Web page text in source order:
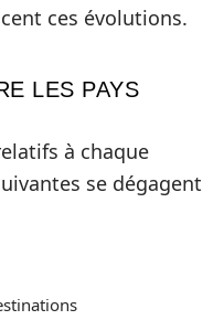
ces évolutions.
LES PAYS
à chaque
se dégagent